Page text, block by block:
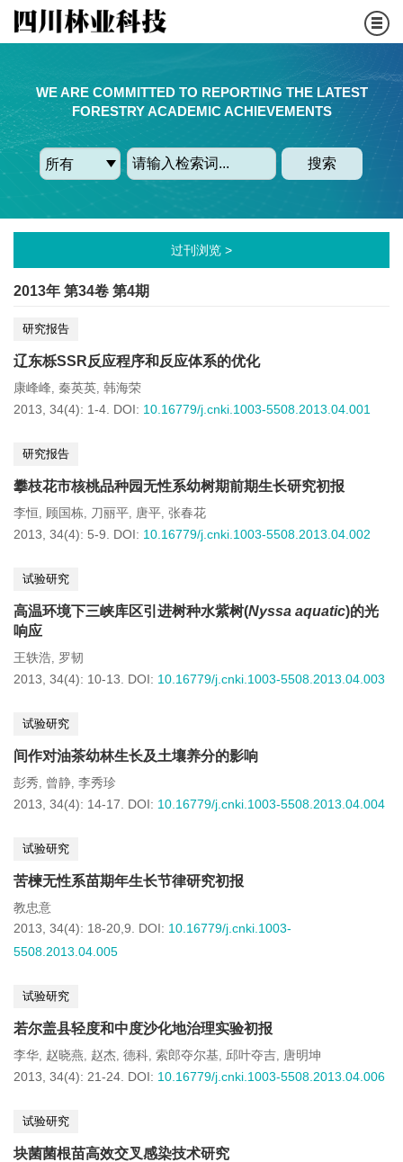
WE ARE COMMITTED TO REPORTING THE LATEST
FORESTRY ACADEMIC ACHIEVEMENTS
搜索
过刊浏览 >
2013年 第34卷 第4期
研究报告
辽东栎SSR反应程序和反应体系的优化
康峰峰, 秦英英, 韩海荣
2013, 34(4): 1-4. DOI: 10.16779/j.cnki.1003-5508.2013.04.001
研究报告
攀枝花市核桃品种园无性系幼树期前期生长研究初报
李恒, 顾国栋, 刀丽平, 唐平, 张春花
2013, 34(4): 5-9.
DOI: 10.16779/j.cnki.1003-5508.2013.04.002
试验研究
高温环境下三峡库区引进树种水紫树(Nyssa aquatic)的光
响应
王轶浩, 罗韧
2013, 34(4): 10-13.
DOI: 10.16779/j.cnki.1003-5508.2013.04.003
试验研究
间作对油茶幼林生长及土壤养分的影响
彭秀, 曾静, 李秀珍
2013, 34(4): 14-17.
DOI: 10.16779/j.cnki.1003-5508.2013.04.004
试验研究
苦楝无性系苗期年生长节律研究初报
教忠意
2013, 34(4): 18-20,9.
DOI: 10.16779/j.cnki.1003-
5508.2013.04.005
试验研究
若尔盖县轻度和中度沙化地治理实验初报
李华, 赵晓燕, 赵杰, 德科, 索郎夺尔基, 邱叶夺吉, 唐明坤
2013, 34(4): 21-24. DOI: 10.16779/j.cnki.1003-5508.2013.04.006
试验研究
块菌菌根苗高效交叉感染技术研究